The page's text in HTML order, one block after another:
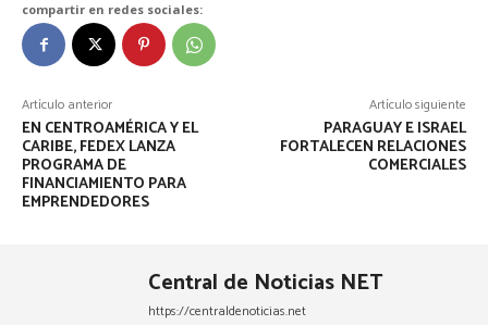
compartir en redes sociales:
Artículo anterior
EN CENTROAMÉRICA Y EL
CARIBE, FEDEX LANZA
PROGRAMA DE
FINANCIAMIENTO PARA
EMPRENDEDORES
Artículo siguiente
PARAGUAY E ISRAEL
FORTALECEN RELACIONES
COMERCIALES
Central de Noticias NET
https://centraldenoticias.net